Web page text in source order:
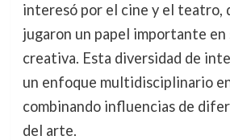
interesó por el cine y el teatro,
jugaron un papel importante en
creativa. Esta diversidad de
un enfoque multidisciplinario
combinando influencias de
del arte.